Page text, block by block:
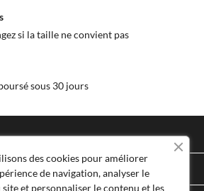
si la taille ne convient pas
sous 30 jours

des cookies pour améliorer
de navigation, analyser le
et personnaliser le contenu et les